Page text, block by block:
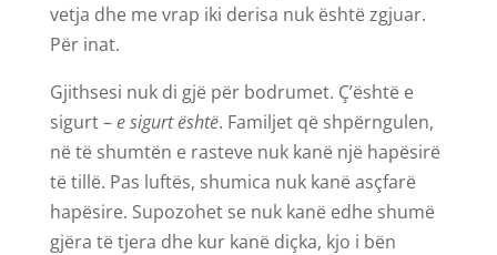
vetja dhe me vrap iki derisa nuk është zgjuar.
Për inat.
Gjithsesi nuk di gjë për bodrumet. Ç’është e
sigurt –e sigurt është. Familjet që shpërngulen,
në të shumtën e rasteve nuk kanë një hapësirë
të tillë. Pas luftës, shumica nuk kanë asçfarë
hapësire. Supozohet se nuk kanë edhe shumë
gjëra të tjera dhe kur kanë diçka, kjo i bën